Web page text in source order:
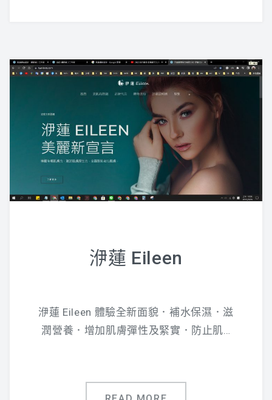
洢蓮 Eileen
洢蓮 Eileen 體驗全新面貌．補水保濕．滋
潤營養．增加肌膚彈性及緊實．防止肌…